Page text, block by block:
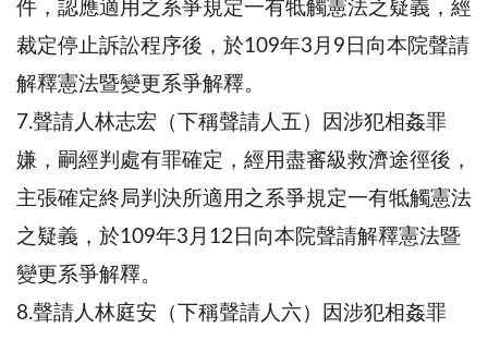
件，認應適用之系爭規定一有牴觸憲法之疑義，經
裁定停止訴訟程序後，於109年3月9日向本院聲請
解釋憲法暨變更系爭解釋。
7.聲請人林志宏（下稱聲請人五）因涉犯相姦罪
嫌，嗣經判處有罪確定，經用盡審級救濟途徑後，
主張確定終局判決所適用之系爭規定一有牴觸憲法
之疑義，於109年3月12日向本院聲請解釋憲法暨
變更系爭解釋。
8.聲請人林庭安（下稱聲請人六）因涉犯相姦罪